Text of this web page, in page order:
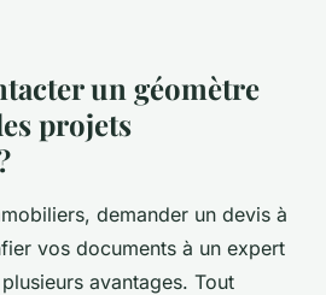
un géomètre
projets
demander un devis à
vos documents à un expert
avantages. Tout